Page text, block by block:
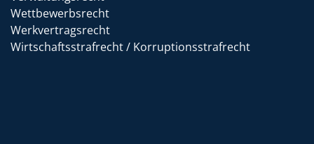
Wettbewerbsrecht
Werkvertragsrecht
Wirtschaftsstrafrecht / Korruptionsstrafrecht